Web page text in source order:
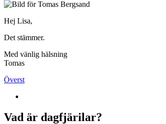
Hej Lisa,
Det stämmer.
Med vänlig hälsning
Tomas
Överst
Vad är dagfjärilar?